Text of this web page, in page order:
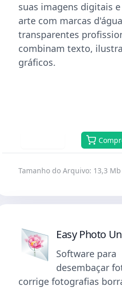
suas imagens digitais
arte com marcas d'água
transparentes
combinam texto,
gráficos.
Tamanho do Arquivo: 13,3 Mb
Easy Photo
Software para
desembaçar
corrige fotografias